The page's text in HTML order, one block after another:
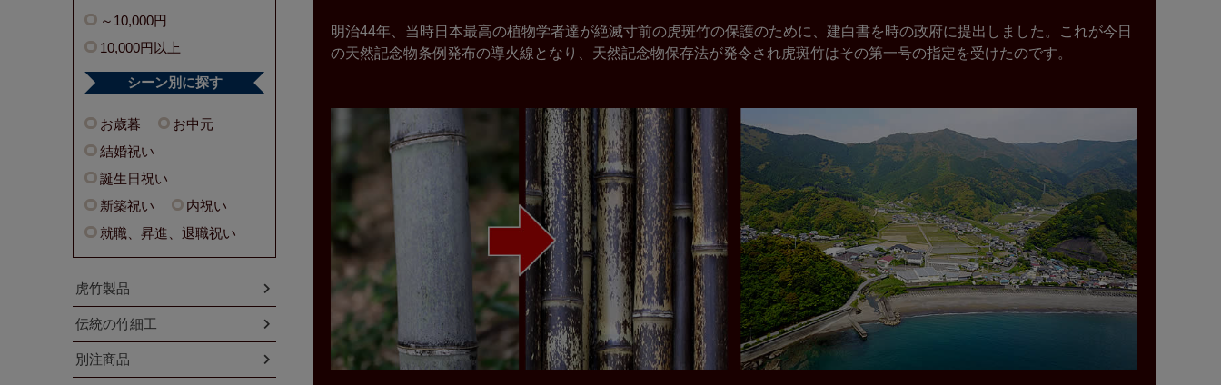
明治44年、当時日本最高の植物学者達が絶滅寸前の虎斑竹の保護のために、建白書を時の政府に提出しました。これが今日
の天然記念物条例発布の導火線となり、天然記念物保存法が発令され虎斑竹はその第一号の指定を受けたのです。
～10,000円
10,000円以上
シーン別に探す
お歳暮
お中元
結婚祝い
誕生日祝い
新築祝い
内祝い
就職、昇進、退職祝い
虎竹製品
伝統の竹細工
別注商品